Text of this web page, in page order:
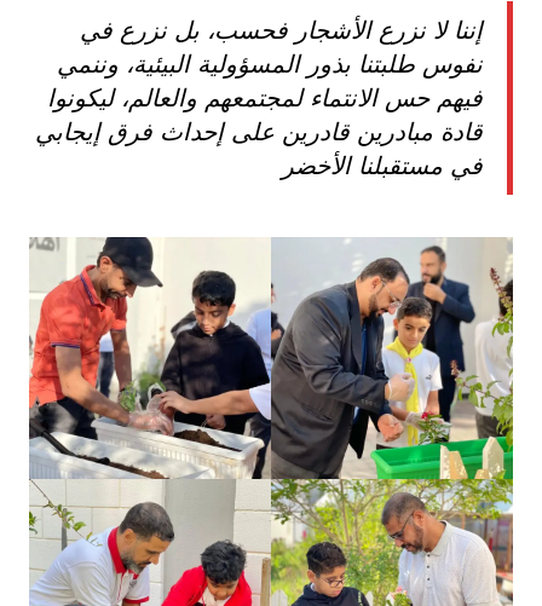
إننا لا نزرع الأشجار فحسب، بل نزرع في
نفوس طلبتنا بذور المسؤولية البيئية، وننمي
فيهم حس الانتماء لمجتمعهم والعالم، ليكونوا
قادة مبادرين قادرين على إحداث فرق إيجابي
في مستقبلنا الأخضر